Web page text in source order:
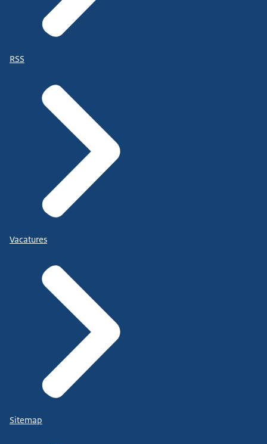
RSS
Vacatures
Sitemap